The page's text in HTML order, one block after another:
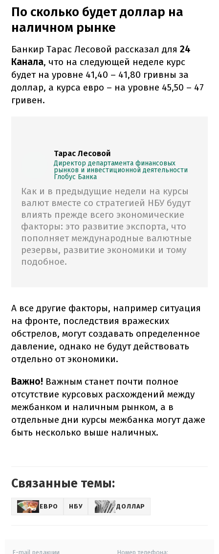
По сколько будет доллар на
наличном рынке
Банкир Тарас Лесовой рассказал для 24
Канала, что на следующей неделе курс
будет на уровне 41,40 – 41,80 гривны за
доллар, а курса евро – на уровне 45,50 – 47
гривен.
Тарас Лесовой
Директор департамента финансовых
рынков и инвестиционной деятельности
Глобус Банка
Как и в предыдущие недели на курсы
валют вместе со стратегией НБУ будут
влиять прежде всего экономические
факторы: это развитие экспорта, что
пополняет международные валютные
резервы, развитие экономики и тому
подобное.
А все другие факторы, например ситуация
на фронте, последствия вражеских
обстрелов, могут создавать определенное
давление, однако не будут действовать
отдельно от экономики.
Важно! Важным станет почти полное
отсутствие курсовых расхождений между
межбанком и наличным рынком, а в
отдельные дни курсы межбанка могут даже
быть несколько выше наличных.
Связанные темы:
ЕВРО НБУ ДОЛЛАР
E-mail редакции Номер телефона: